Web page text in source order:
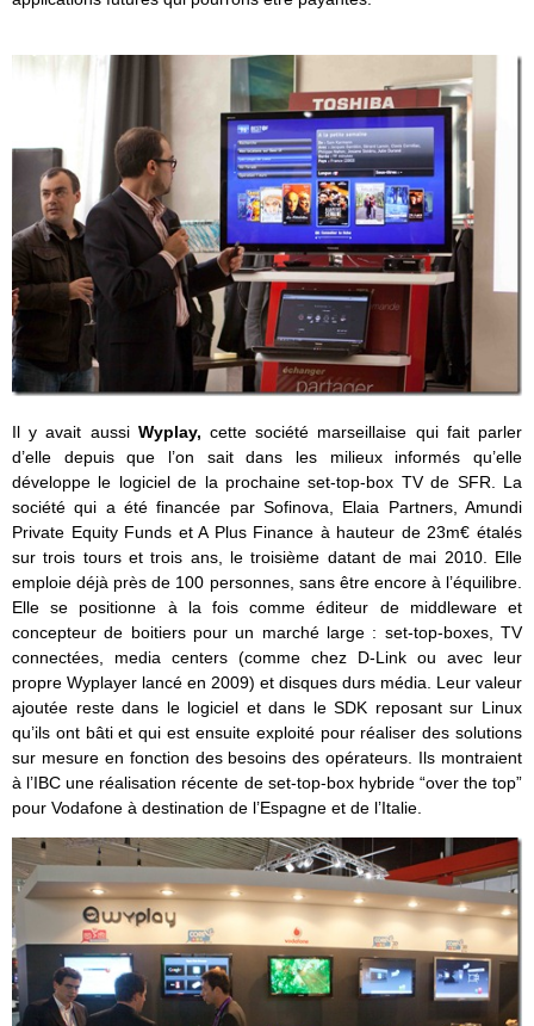
Il y avait aussi Wyplay, cette société marseillaise qui fait parler
d’elle depuis que l’on sait dans les milieux informés qu’elle
développe le logiciel de la prochaine set-top-box TV de SFR. La
société qui a été financée par Sofinova, Elaia Partners, Amundi
Private Equity Funds et A Plus Finance à hauteur de 23m€ étalés
sur trois tours et trois ans, le troisième datant de mai 2010. Elle
emploie déjà près de 100 personnes, sans être encore à l’équilibre.
Elle se positionne à la fois comme éditeur de middleware et
concepteur de boitiers pour un marché large : set-top-boxes, TV
connectées, media centers (comme chez D-Link ou avec leur
propre Wyplayer lancé en 2009) et disques durs média. Leur valeur
ajoutée reste dans le logiciel et dans le SDK reposant sur Linux
qu’ils ont bâti et qui est ensuite exploité pour réaliser des solutions
sur mesure en fonction des besoins des opérateurs. Ils montraient
à l’IBC une réalisation récente de set-top-box hybride “over the top”
pour Vodafone à destination de l’Espagne et de l’Italie.